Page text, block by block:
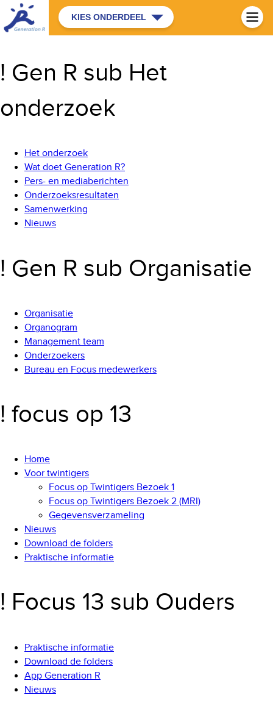
KIES ONDERDEEL
! Gen R sub Het
onderzoek
Het onderzoek
Wat doet Generation R?
Pers- en mediaberichten
Onderzoeksresultaten
Samenwerking
Nieuws
! Gen R sub Organisatie
Organisatie
Organogram
Management team
Onderzoekers
Bureau en Focus medewerkers
! focus op 13
Home
Voor twintigers
Focus op Twintigers Bezoek 1
Focus op Twintigers Bezoek 2 (MRI)
Gegevensverzameling
Nieuws
Download de folders
Praktische informatie
! Focus 13 sub Ouders
Praktische informatie
Download de folders
App Generation R
Nieuws